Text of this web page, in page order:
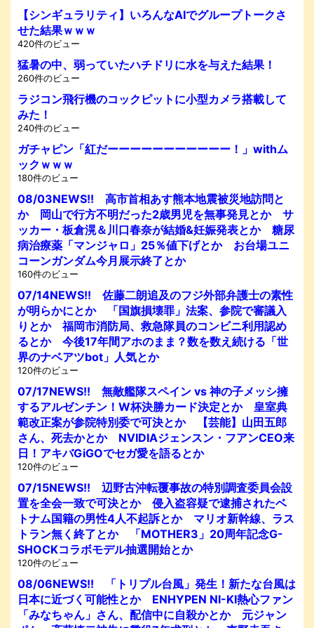
【シンギュラリティ】いろんなAIでグループトークさ
せた結果ｗｗｗ
420件のビュー
猛暑の中、弱っていたハチドリに水を与えた結果！
260件のビュー
ラジコン飛行機のコックピットに小型カメラ搭載して
みた！
240件のビュー
ガチャピン「紅だーーーーーーーーーーー！」withム
ックｗｗｗ
180件のビュー
08/03NEWS!! 高市首相あす熊本地震被災地訪問と
か 岡山で行方不明だった2歳男児を無事発見とか サ
ッカー・板倉滉＆川口春奈が結婚&妊娠発表とか 糖尿
病治療薬「マンジャロ」25％値下げとか お台場ユニ
コーンガンダム今月展示終了とか
160件のビュー
07/14NEWS!! 佐藤二朗追及のフジ外部弁護士の素性
が明らかにとか 「国旗損壊罪」法案、参院で審議入
りとか 福岡市消防局、救急隊員のコンビニ利用認め
るとか 今後17年間アホのまま？数を数え続ける「世
界のナベアツbot」人気とか
120件のビュー
07/17NEWS!! 無敵艦隊スペイン vs 神の子メッシ擁
するアルゼンチン！W杯決勝カード決定とか 皇室典
範改正案が参院特別委で可決とか 【芸能】山田五郎
さん、死去かとか NVIDIAジェンスン・フアンCEO来
日！アキバGiGOでセガ愛を語るとか
120件のビュー
07/15NEWS!! 辺野古沖転覆事故の特別調査委員会設
置を全会一致で可決とか 侵入盗容疑で逮捕されたベ
トナム国籍の男性4人不起訴とか マリオ新幹線、ラス
トラン無く終了とか 「MOTHER3」20周年記念G-
SHOCKコラボモデル抽選開始とか
120件のビュー
08/06NEWS!! 「トリプル台風」発生！新たな台風は
日本に近づく可能性とか ENHYPEN NI-KI熱心ファン
「みなちゃん」さん、配信中に自殺かとか 元ジャン